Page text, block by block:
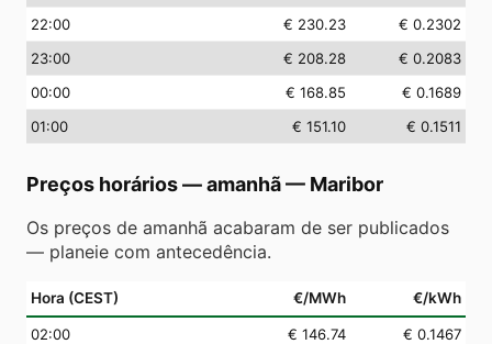
22:00 € 230.23
€ 0.2302
23:00 € 208.28
€ 0.2083
00:00 € 168.85
€ 0.1689
01:00 € 151.10 € 0.1511
Preços horários — amanhã— Maribor
Os preços de amanhã acabaram de ser publicados
— planeie com antecedência.
Hora (CEST) €/MWh €/kWh
02:00 € 146.74
€ 0.1467